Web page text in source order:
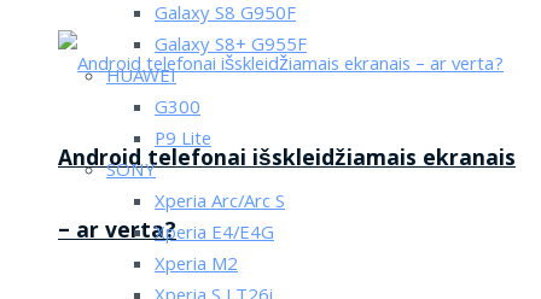
Android telefonai išskleidžiamais ekranais
– ar verta?
Galaxy S8 G950F
Galaxy S8+ G955F
HUAWEI
G300
P9 Lite
SONY
Xperia Arc/Arc S
Xperia E4/E4G
Xperia M2